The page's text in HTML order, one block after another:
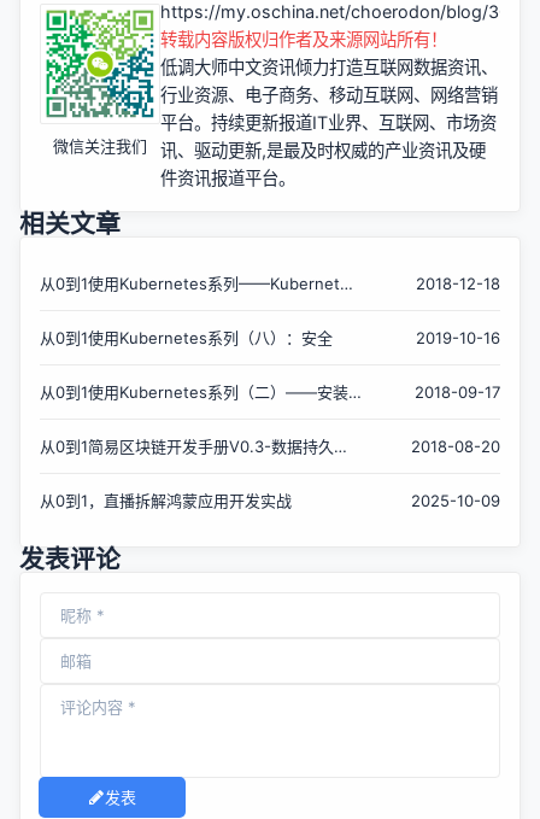
微信关注我们
https://my.oschina.net/choerodon/blog/
转载内容版权归作者及来源网站所有！
低调大师中文资讯倾力打造互联网数据资讯、
行业资源、电子商务、移动互联网、网络营销
平台。持续更新报道IT业界、互联网、市场资
讯、驱动更新,是最及时权威的产业资讯及硬
件资讯报道平台。
相关文章
从0到1使用Kubernetes系列——Kubernetes
2018-12-18
从0到1使用Kubernetes系列（八）：安全 2019-10-16
从0到1使用Kubernetes系列（二）——安装
2018-09-17
从0到1简易区块链开发手册V0.3-数据持久化
2018-08-20
从0到1，直播拆解鸿蒙应用开发实战 2025-10-09
发表评论
发表